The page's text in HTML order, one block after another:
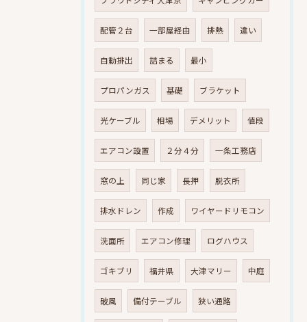
配管２台 一部屋経由 排熱 違い
自動排出 詰まる 最小
プロパンガス 基礎 ブラケット
光ケーブル 相場 デメリット 値段
エアコン設置 ２分４分 一条工務店
窓の上 同じ家 長押 脱衣所
排水ドレン 作成 ワイヤードリモコン
洗面所 エアコン修理 ログハウス
ゴキブリ 福井県 大津マリー 中庭
破風 備付テーブル 狭い通路